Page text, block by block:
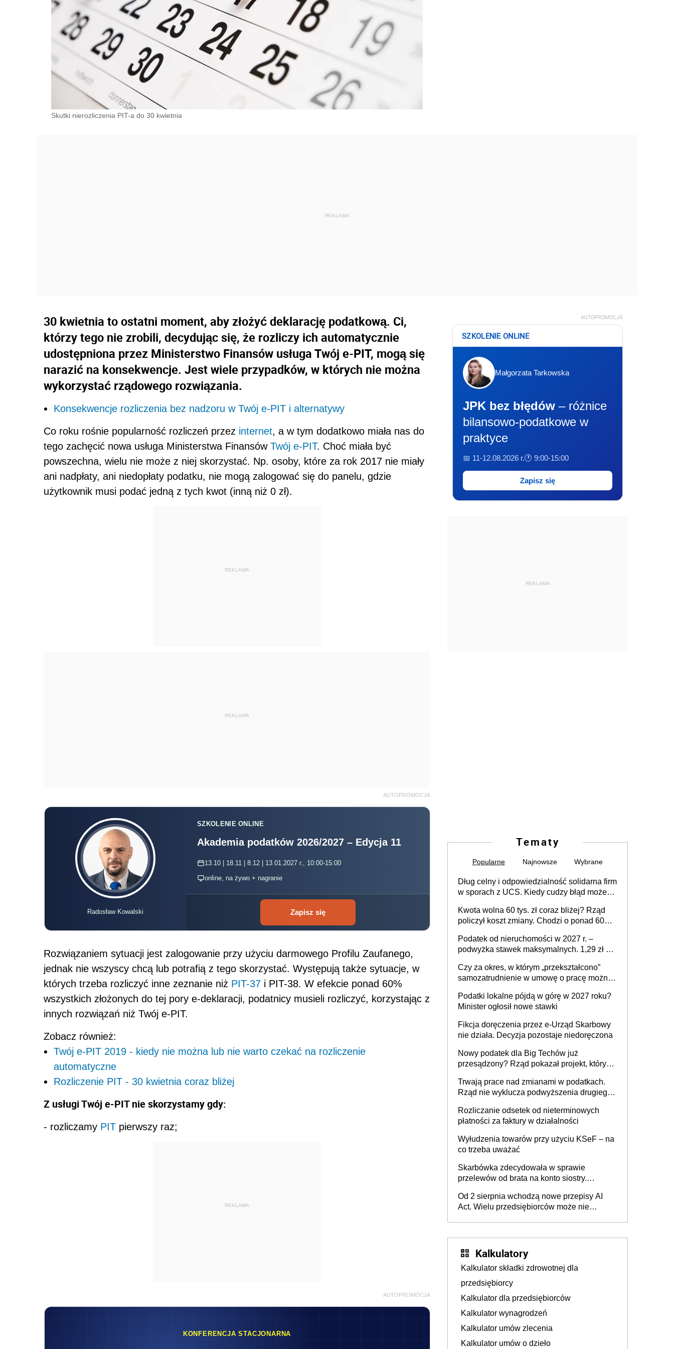
Skutki nierozliczenia PIT-a do 30 kwietnia
30 kwietnia to ostatni moment, aby złożyć deklarację podatkową. Ci,
którzy tego nie zrobili, decydując się, że rozliczy ich automatycznie
udostępniona przez Ministerstwo Finansów usługa Twój e-PIT, mogą się
narazić na konsekwencje. Jest wiele przypadków, w których nie można
wykorzystać rządowego rozwiązania.
Konsekwencje rozliczenia bez nadzoru w Twój e-PIT i alternatywy
Co roku rośnie popularność rozliczeń przez internet, a w tym dodatkowo miała nas do
tego zachęcić nowa usługa Ministerstwa Finansów Twój e-PIT. Choć miała być
powszechna, wielu nie może z niej skorzystać. Np. osoby, które za rok 2017 nie miały
ani nadpłaty, ani niedopłaty podatku, nie mogą zalogować się do panelu, gdzie
użytkownik musi podać jedną z tych kwot (inną niż 0 zł).
REKLAMA
REKLAMA
AUTOPROMOCJA
Radosław Kowalski
SZKOLENIE ONLINE
Akademia podatków 2026/2027 – Edycja 11
13.10 | 18.11 | 8.12 | 13.01.2027 r., 10:00-15:00
online, na żywo + nagranie
Zapisz się
Rozwiązaniem sytuacji jest zalogowanie przy użyciu darmowego Profilu Zaufanego,
jednak nie wszyscy chcą lub potrafią z tego skorzystać. Występują także sytuacje, w
których trzeba rozliczyć inne zeznanie niż PIT-37 i PIT-38. W efekcie ponad 60%
wszystkich złożonych do tej pory e-deklaracji, podatnicy musieli rozliczyć, korzystając z
innych rozwiązań niż Twój e-PIT.
Zobacz również:
Twój e-PIT 2019 - kiedy nie można lub nie warto czekać na rozliczenie
automatyczne
Rozliczenie PIT - 30 kwietnia coraz bliżej
Z usługi Twój e-PIT nie skorzystamy gdy:
- rozliczamy PIT pierwszy raz;
REKLAMA
AUTOPROMOCJA
KONFERENCJA STACJONARNA
AUTOPROMOCJA
SZKOLENIE ONLINE
Małgorzata Tarkowska
JPK bez błędów – różnice
bilansowo-podatkowe w
praktyce
📅 11-12.08.2026 r.🕐 9:00-15:00
Zapisz się
REKLAMA
Tematy
Popularne Najnowsze Wybrane
Dług celny i odpowiedzialność solidarna firm
w sporach z UCS. Kiedy cudzy błąd może
Kwota wolna 60 tys. zł coraz bliżej? Rząd
policzył koszt zmiany. Chodzi o ponad 60
Podatek od nieruchomości w 2027 r. –
podwyżka stawek maksymalnych. 1,29 zł za
budynków i lokali związanych z
prowadzeniem działalności gospodarczej
Czy za okres, w którym „przekształcono”
samozatrudnienie w umowę o pracę można
umowy cywilnoprawnej jedynym
racjonalnym wyjściem
Podatki lokalne pójdą w górę w 2027 roku?
Minister ogłosił nowe stawki
Fikcja doręczenia przez e-Urząd Skarbowy
nie działa. Decyzja pozostaje niedoręczona
Nowy podatek dla Big Techów już
przesądzony? Rząd pokazał projekt, który
Trwają prace nad zmianami w podatkach.
Rząd nie wyklucza podwyższenia drugiego
Rozliczanie odsetek od nieterminowych
płatności za faktury w działalności
Wyłudzenia towarów przy użyciu KSeF – na
co trzeba uważać
Skarbówka zdecydowała w sprawie
przelewów od brata na konto siostry.
darowizna, ale podatku jednak nie będzie
Od 2 sierpnia wchodzą nowe przepisy AI
Act. Wielu przedsiębiorców może nie
Kalkulatory
Kalkulator składki zdrowotnej dla
przedsiębiorcy
Kalkulator dla przedsiębiorców
Kalkulator wynagrodzeń
Kalkulator umów zlecenia
Kalkulator umów o dzieło